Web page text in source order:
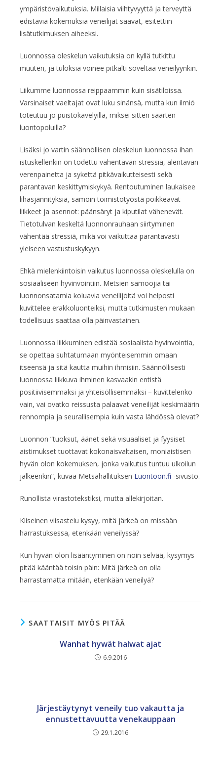
ympäristövaikutuksia. Millaisia viihtyvyyttä ja terveyttä
edistäviä kokemuksia veneilijät saavat, esitettiin
lisätutkimuksen aiheeksi.
Luonnossa oleskelun vaikutuksia on kyllä tutkittu
muuten, ja tuloksia voinee pitkälti soveltaa veneilyynkin.
Liikumme luonnossa reippaammin kuin sisätiloissa.
Varsinaiset vaeltajat ovat luku sinänsä, mutta kun ilmiö
toteutuu jo puistokävelyillä, miksei sitten saarten
luontopoluilla?
Lisäksi jo vartin säännöllisen oleskelun luonnossa ihan
istuskellenkin on todettu vähentävän stressiä, alentavan
verenpainetta ja sykettä pitkävaikutteisesti sekä
parantavan keskittymiskykyä. Rentoutuminen laukaisee
lihasjännityksiä, samoin toimistotyöstä poikkeavat
liikkeet ja asennot: päänsäryt ja kiputilat vähenevät.
Tietotulvan keskeltä luonnonrauhaan siirtyminen
vähentää stressiä, mikä voi vaikuttaa parantavasti
yleiseen vastustuskykyyn.
Ehkä mielenkiintoisin vaikutus luonnossa oleskelulla on
sosiaaliseen hyvinvointiin. Metsien samoojia tai
luonnonsatamia koluavia veneilijöitä voi helposti
kuvittelee erakkoluonteiksi, mutta tutkimusten mukaan
todellisuus saattaa olla päinvastainen.
Luonnossa liikkuminen edistää sosiaalista hyvinvointia,
se opettaa suhtatumaan myönteisemmin omaan
itseensä ja sitä kautta muihin ihmisiin. Säännöllisesti
luonnossa liikkuva ihminen kasvaakin entistä
positiivisemmaksi ja yhteisöllisemmäksi – kuvittelenko
vain, vai ovatko reissusta palaavat veneilijät keskimäärin
rennompia ja seurallisempia kuin vasta lähdössä olevat?
Luonnon ”tuoksut, äänet sekä visuaaliset ja fyysiset
aistimukset tuottavat kokonaisvaltaisen, moniaistisen
hyvän olon kokemuksen, jonka vaikutus tuntuu ulkoilun
jälkeenkin”, kuvaa Metsähallituksen Luontoon.fi -sivusto.
Runollista virastotekstiksi, mutta allekirjoitan.
Kliseinen viisastelu kysyy, mitä järkeä on missään
harrastuksessa, etenkään veneilyssä?
Kun hyvän olon lisääntyminen on noin selvää, kysymys
pitää kääntää toisin päin: Mitä järkeä on olla
harrastamatta mitään, etenkään veneilyä?
SAATTAISIT MYÖS PITÄÄ
Wanhat hywät halwat ajat
6.9.2016
Järjestäytynyt veneily tuo vakautta ja
ennustettavuutta venekauppaan
29.1.2016